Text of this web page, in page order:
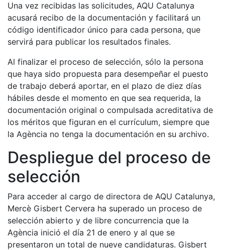
Una vez recibidas las solicitudes, AQU Catalunya
acusará recibo de la documentación y facilitará un
código identificador único para cada persona, que
servirá para publicar los resultados finales.
Al finalizar el proceso de selección, sólo la persona
que haya sido propuesta para desempeñar el puesto
de trabajo deberá aportar, en el plazo de diez días
hábiles desde el momento en que sea requerida, la
documentación original o compulsada acreditativa de
los méritos que figuran en el currículum, siempre que
la Agència no tenga la documentación en su archivo.
Despliegue del proceso de
selección
Para acceder al cargo de directora de AQU Catalunya,
Mercè Gisbert Cervera ha superado un proceso de
selección abierto y de libre concurrencia que la
Agència inició el día 21 de enero y al que se
presentaron un total de nueve candidaturas. Gisbert